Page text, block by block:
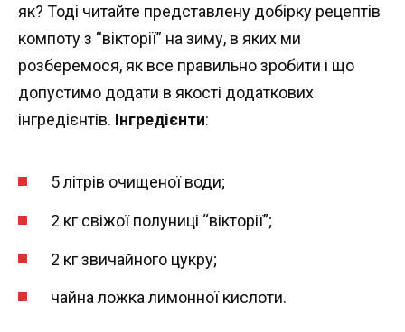
як? Тоді читайте представлену добірку рецептів
компоту з “вікторії” на зиму, в яких ми
розберемося, як все правильно зробити і що
допустимо додати в якості додаткових
інгредієнтів. Інгредієнти:
5 літрів очищеної води;
2 кг свіжої полуниці “вікторії”;
2 кг звичайного цукру;
чайна ложка лимонної кислоти.